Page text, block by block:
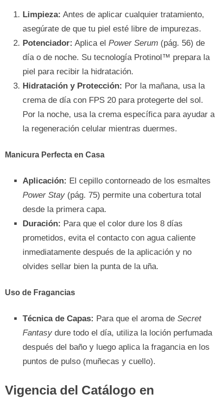
Limpieza: Antes de aplicar cualquier tratamiento,
asegúrate de que tu piel esté libre de impurezas.
Potenciador: Aplica el Power Serum (pág. 56) de
día o de noche. Su tecnología Protinol™ prepara la
piel para recibir la hidratación.
Hidratación y Protección: Por la mañana, usa la
crema de día con FPS 20 para protegerte del sol.
Por la noche, usa la crema específica para ayudar a
la regeneración celular mientras duermes.
Manicura Perfecta en Casa
Aplicación: El cepillo contorneado de los esmaltes
Power Stay (pág. 75) permite una cobertura total
desde la primera capa.
Duración: Para que el color dure los 8 días
prometidos, evita el contacto con agua caliente
inmediatamente después de la aplicación y no
olvides sellar bien la punta de la uña.
Uso de Fragancias
Técnica de Capas: Para que el aroma de Secret
Fantasy dure todo el día, utiliza la loción perfumada
después del baño y luego aplica la fragancia en los
puntos de pulso (muñecas y cuello).
Vigencia del Catálogo en